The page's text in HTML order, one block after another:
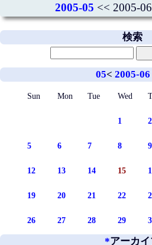
2005-05 << 2005-
検索
05< 2005-06
Sun Mon Tue Wed
1 2
5 6 7 8 9
12 13 14 15
19 20 21 22
26 27 28 29
*アーカ